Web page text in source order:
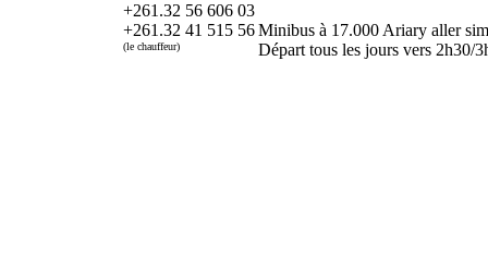
+261.32 56 606 03
+261.32 41 515 56
(le chauffeur)
Minibus à 17.000 Ariary aller
Départ tous les jours vers